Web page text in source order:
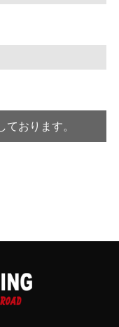
おります。